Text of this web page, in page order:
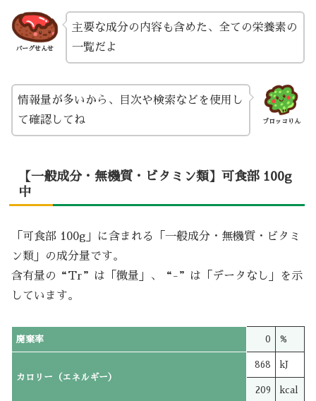
バーグせんせ
主要な成分の内容も含めた、全ての栄養素の
一覧だよ
ブロッコりん
情報量が多いから、目次や検索などを使用し
て確認してね
【一般成分・無機質・ビタミン類】可食部 100g
中
「可食部 100g」に含まれる「一般成分・無機質・ビタミ
ン類」の成分量です。
含有量の“Tr”は「微量」、“-”は「データなし」を示
しています。
廃棄率 0 %
カロリー（エネルギー）
868 kJ
209 kcal